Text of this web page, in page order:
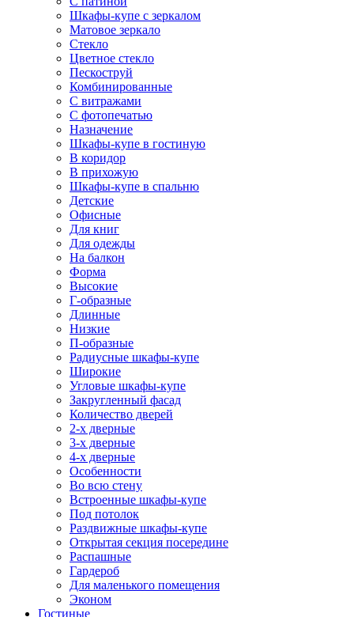
Шкафы-купе с зеркалом
Матовое зеркало
Стекло
Цветное стекло
Пескоструй
Комбинированные
С витражами
С фотопечатью
Назначение
Шкафы-купе в гостиную
В коридор
В прихожую
Шкафы-купе в спальню
Детские
Офисные
Для книг
Для одежды
На балкон
Форма
Высокие
Г-образные
Длинные
Низкие
П-образные
Радиусные шкафы-купе
Широкие
Угловые шкафы-купе
Закругленный фасад
Количество дверей
2-х дверные
3-х дверные
4-х дверные
Особенности
Во всю стену
Встроенные шкафы-купе
Под потолок
Раздвижные шкафы-купе
Открытая секция посередине
Распашные
Гардероб
Для маленького помещения
Эконом
Гостиные